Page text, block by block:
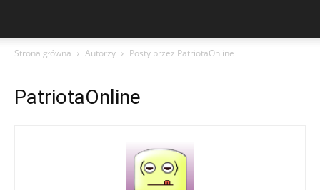
Strona główna Autorzy Posty przez PatriotaOnline
PatriotaOnline